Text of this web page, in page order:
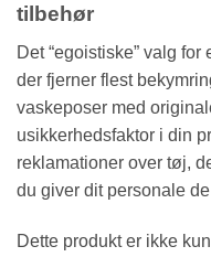
tilbehør
Det “egoistiske” valg
der fjerner flest
vaskeposer med
usikkerhedsfaktor i din
reklamationer over tøj,
du giver dit personale
Dette produkt er ikke